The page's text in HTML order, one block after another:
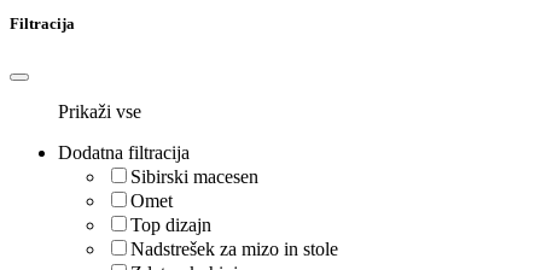
Filtracija
Prikaži vse
Dodatna filtracija
Sibirski macesen
Omet
Top dizajn
Nadstrešek za mizo in stole